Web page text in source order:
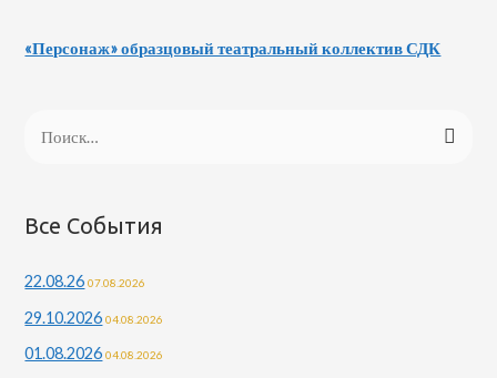
«Персонаж» образцовый театральный коллектив СДК
Все События
22.08.26 07.08.2026
29.10.2026 04.08.2026
01.08.2026 04.08.2026